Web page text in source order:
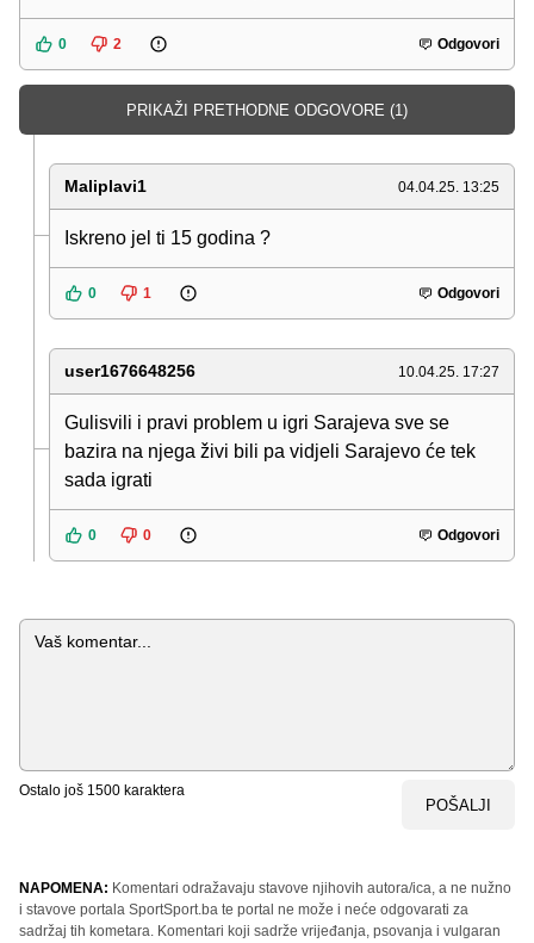
0 2 Odgovori
PRIKAŽI PRETHODNE ODGOVORE (1)
Maliplavi1 04.04.25. 13:25
Iskreno jel ti 15 godina ?
0 1 Odgovori
user1676648256 10.04.25. 17:27
Gulisvili i pravi problem u igri Sarajeva sve se
bazira na njega živi bili pa vidjeli Sarajevo će tek
sada igrati
0 0 Odgovori
Komentar
Ostalo još 1500 karaktera
POŠALJI
NAPOMENA: Komentari odražavaju stavove njihovih autora/ica, a ne nužno
i stavove portala SportSport.ba te portal ne može i neće odgovarati za
sadržaj tih kometara. Komentari koji sadrže vrijeđanja, psovanja i vulgaran